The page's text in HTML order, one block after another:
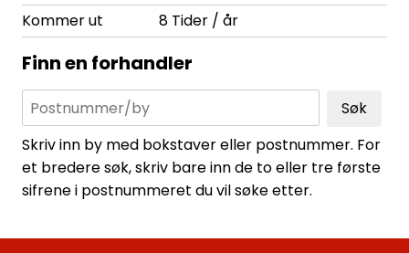
Kommer ut
8 Tider / år
Finn en forhandler
Søk
Skriv inn by med bokstaver eller postnummer. For
et bredere søk, skriv bare inn de to eller tre første
sifrene i postnummeret du vil søke etter.